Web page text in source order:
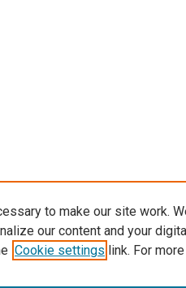
to make our site work.
our content and your
Cookie settings link. For